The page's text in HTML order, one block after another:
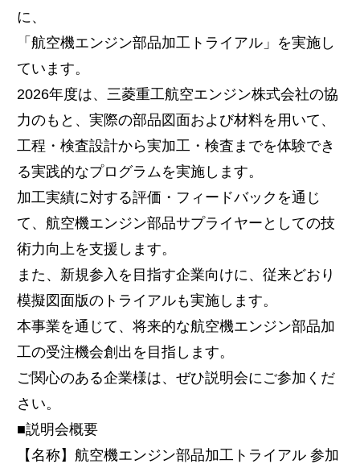
に、
「航空機エンジン部品加工トライアル」を実施し
ています。
2026年度は、三菱重工航空エンジン株式会社の協
力のもと、実際の部品図面および材料を用いて、
工程・検査設計から実加工・検査までを体験でき
る実践的なプログラムを実施します。
加工実績に対する評価・フィードバックを通じ
て、航空機エンジン部品サプライヤーとしての技
術力向上を支援します。
また、新規参入を目指す企業向けに、従来どおり
模擬図面版のトライアルも実施します。
本事業を通じて、将来的な航空機エンジン部品加
工の受注機会創出を目指します。
ご関心のある企業様は、ぜひ説明会にご参加くだ
さい。
■説明会概要
【名称】航空機エンジン部品加工トライアル 参加